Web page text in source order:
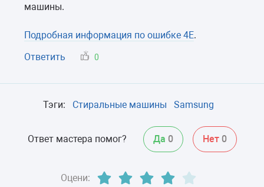
машины.
Подробная информация по ошибке 4Е.
Ответить
0
Тэги: Стиральные машины Samsung
Ответ мастера помог? Да 0 Нет 0
Оцени: